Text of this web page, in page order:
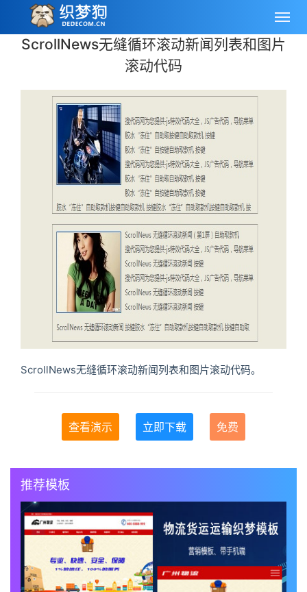
ScrollNews无缝循环滚动新闻列表和图片
滚动代码
ScrollNews无缝循环滚动新闻列表和图片滚动代码。
查看演示 立即下载 免费
推荐模板